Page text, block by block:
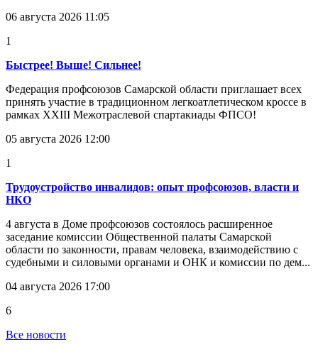
06 августа 2026 11:05
1
Быстрее! Выше! Сильнее!
Федерация профсоюзов Самарской области приглашает всех
принять участие в традиционном легкоатлетическом кроссе в
рамках XXIII Межотраслевой спартакиады ФПСО!
05 августа 2026 12:00
1
Трудоустройство инвалидов: опыт профсоюзов, власти и
НКО
4 августа в Доме профсоюзов состоялось расширенное
заседание комиссии Общественной палаты Самарской
области по законности, правам человека, взаимодействию с
судебными и силовыми органами и ОНК и комиссии по дем...
04 августа 2026 17:00
6
Все новости